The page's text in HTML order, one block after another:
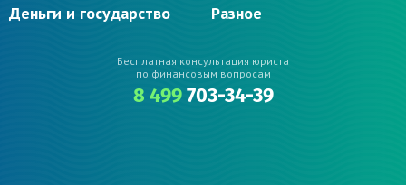
Деньги и государство
Разное
Бесплатная консультация юриста
по финансовым вопросам
8 499703-34-39